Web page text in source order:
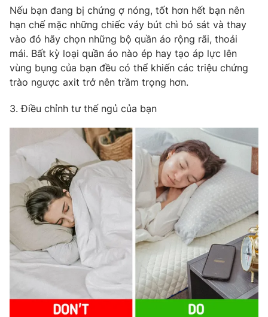
THỜI BÁO VTV
Theo dõi báo trên
Cơ quan chủ quản:Đài Truyền hình Việt Nam
Cơ quan báo chí:
Thời báo VTV
Giấy phép hoạt động báo in và báo điện tử số 483/GP-BTTTT
cấp ngày 29/12/2023
Tổng Biên tập:Vũ Thanh Thủy
Phó Tổng Biên tập:
Nguyễn Thị Mỹ Hạnh, Phạm Quốc Thắng,
Nguyễn Trọng Ninh
Tổng đài VTV:
024.38 355 931 - 024.38 355 932
Ðiện thoại Thời báo VTV:024.66 897 897
toasoan@vtv.vn
Liên hệ quảng cáo:024-7300.7108
Nếu bạn đang bị chứng ợ nóng, tốt hơn hết bạn nên
hạn chế mặc những chiếc váy bút chì bó sát và thay
vào đó hãy chọn những bộ quần áo rộng rãi, thoải
mái. Bất kỳ loại quần áo nào ép hay tạo áp lực lên
vùng bụng của bạn đều có thể khiến các triệu chứng
trào ngược axit trở nên trầm trọng hơn.
3. Điều chỉnh tư thế ngủ của bạn